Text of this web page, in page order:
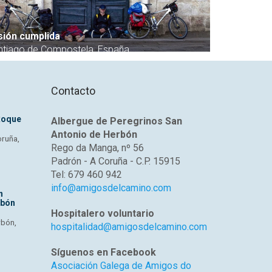
cumplida
de Compostela, España
Contacto
Albergue de Peregrinos San
Antonio de Herbón
Rego da Manga, nº 56
Padrón - A Coruña - C.P. 15915
Tel: 679 460 942
info@amigosdelcamino.com
Hospitalero voluntario
hospitalidad@amigosdelcamino.com
Síguenos en Facebook
Asociación Galega de Amigos do